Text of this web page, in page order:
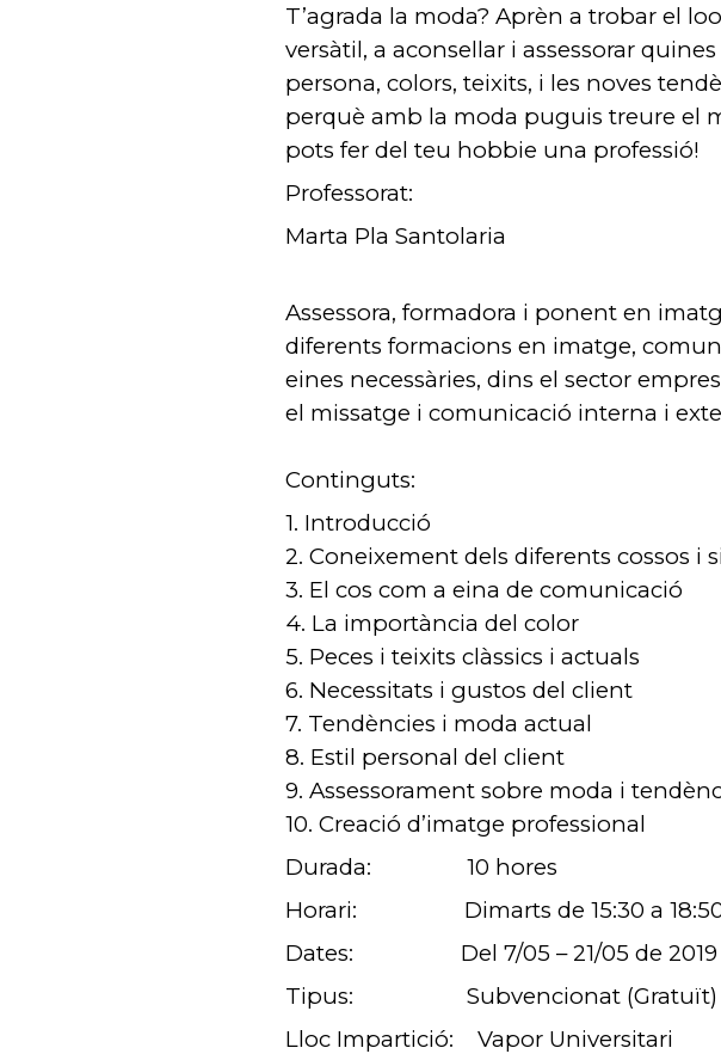
T’agrada la moda? Aprèn a trobar el
versàtil, a aconsellar i assessorar
persona, colors, teixits, i les noves
perquè amb la moda puguis treure el
pots fer del teu hobbie una professió!
Professorat:
Marta Pla Santolaria
Assessora, formadora i ponent en
diferents formacions en imatge,
eines necessàries, dins el sector
el missatge i comunicació interna i
Continguts:
1. Introducció
2. Coneixement dels diferents cossos i
3. El cos com a eina de comunicació
4. La importància del color
5. Peces i teixits clàssics i actuals
6. Necessitats i gustos del client
7. Tendències i moda actual
8. Estil personal del client
9. Assessorament sobre moda i
10. Creació d’imatge professional
Durada: 10 hores
Horari: Dimarts de 15:30 a
Dates: Del 7/05 – 21/05 de 2019
Tipus: Subvencionat (Gratuït)
Lloc Impartició: Vapor Universitari